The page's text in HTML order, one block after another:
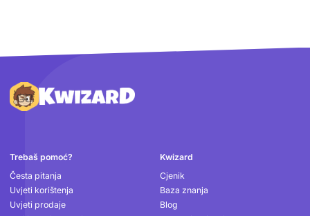
Podnožje
Trebaš pomoć?
Česta pitanja
Uvjeti korištenja
Uvjeti prodaje
Kwizard
Cjenik
Baza znanja
Blog